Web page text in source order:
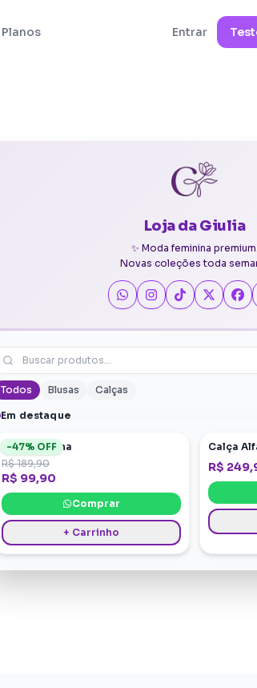
Planos Entrar
Loja da Giulia
✨ Moda feminina premium.
Novas coleções toda
Buscar produtos...
Todos Blusas Calças
Em destaque
-47% OFF
Blusa Martina
R$ 189,90
R$ 99,90
Comprar
+ Carrinho
Calça
R$